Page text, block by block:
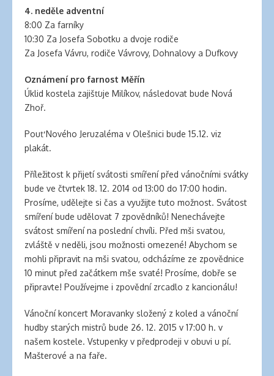
4. neděle adventní
8:00 Za farníky
10:30 Za Josefa Sobotku a dvoje rodiče
Za Josefa Vávru, rodiče Vávrovy, Dohnalovy a Dufkovy
Oznámení pro farnost Měřín
Úklid kostela zajišťuje Milíkov, následovat bude Nová
Zhoř.
Pouť Nového Jeruzaléma v Olešnici bude 15.12. viz
plakát.
Příležitost k přijetí svátosti smíření před vánočními svátky
bude ve čtvrtek 18. 12. 2014 od 13:00 do 17:00 hodin.
Prosíme, udělejte si čas a využijte tuto možnost. Svátost
smíření bude udělovat 7 zpovědníků! Nenechávejte
svátost smíření na poslední chvíli. Před mši svatou,
zvláště v neděli, jsou možnosti omezené! Abychom se
mohli připravit na mši svatou, odcházíme ze zpovědnice
10 minut před začátkem mše svaté! Prosíme, dobře se
připravte! Používejme i zpovědní zrcadlo z kancionálu!
Vánoční koncert Moravanky složený z koled a vánoční
hudby starých mistrů bude 26. 12. 2015 v 17:00 h. v
našem kostele. Vstupenky v předprodeji v obuvi u pí.
Mašterové a na faře.